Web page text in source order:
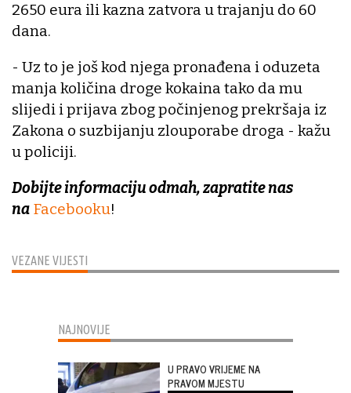
VEZANE VIJESTI
2650 eura ili kazna zatvora u trajanju do 60
dana.
- Uz to je još kod njega pronađena i oduzeta
manja količina droge kokaina tako da mu
slijedi i prijava zbog počinjenog prekršaja iz
Zakona o suzbijanju zlouporabe droga - kažu
u policiji.
Dobijte informaciju odmah, zapratite nas
na Facebooku!
NAJNOVIJE
U PRAVO VRIJEME NA
PRAVOM MJESTU